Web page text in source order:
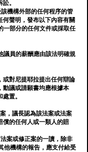
。
機構外部的任何程序的管
何聲明，發布以下內容有關
一部分的任何文件或採取任
議員的薪酬應由該法明確規
或對尼提耶拉提出任何辯論
動議或請願書均應根據本
置。
，議長認為該法案或法案
償的任何人或一類人的賠
案或修正案的一讀，除非
他機構的報告，應支付給受